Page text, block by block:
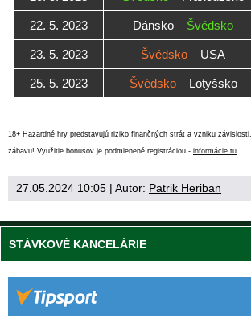
22. 5. 2023 Dánsko – Švédsko
23. 5. 2023 Švédsko – USA
25. 5. 2023 Švédsko– Lotyšsko
18+ Hazardné hry predstavujú riziko finančných strát a vzniku závislosti.
zábavu! Využitie bonusov je podmienené registráciou - informácie tu
27.05.2024 10:05 | Autor: Patrik Heriban
STÁVKOVÉ KANCELÁRIE